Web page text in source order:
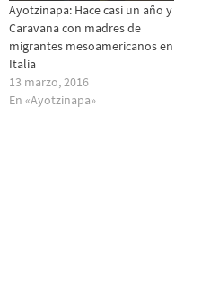
Ayotzinapa: Hace casi un año y
Caravana con madres de
migrantes mesoamericanos en
Italia
13 marzo, 2016
En «Ayotzinapa»